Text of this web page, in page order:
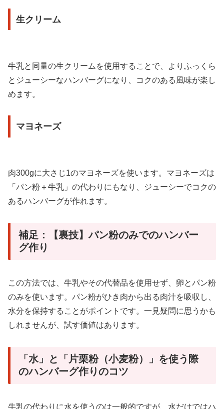
生クリーム
牛乳と同量の生クリームを使用することで、よりふっくら
とジューシーなハンバーグになり、コクのある風味が楽し
めます。
マヨネーズ
肉300gに大さじ1のマヨネーズを使います。マヨネーズは
「パン粉＋牛乳」の代わりにもなり、ジューシーでコクの
あるハンバーグが作れます。
補足：【裏技】パン粉のみでのハンバー
グ作り
この方法では、牛乳やその代替品を使用せず、卵とパン粉
のみを使います。パン粉がひき肉から出る肉汁を吸収し、
水分を保持することがポイントです。一見疑問に思うかも
しれませんが、試す価値はあります。
「水」と「片栗粉（小麦粉）」を使う際
のハンバーグ作りのコツ
牛乳の代わりに水を使うのは一般的ですが、水だけではハ